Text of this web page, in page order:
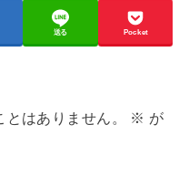
送る Pocket
はありません。 ※ が